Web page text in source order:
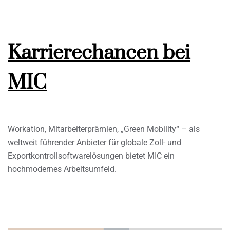
Karrierechancen bei
MIC
Workation, Mitarbeiterprämien, „Green Mobility“ – als
weltweit führender Anbieter für globale Zoll- und
Exportkontrollsoftwarelösungen bietet MIC ein
hochmodernes Arbeitsumfeld.